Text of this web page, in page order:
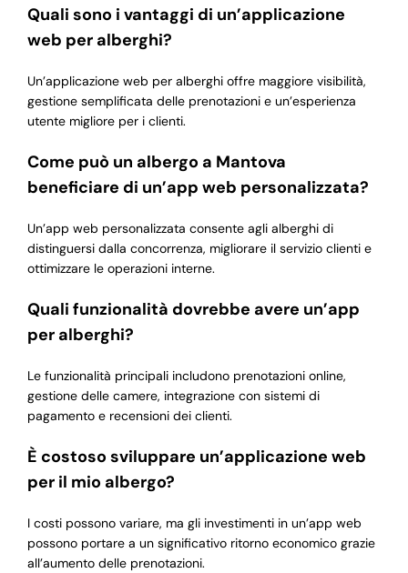
Quali sono i vantaggi di un’applicazione
web per alberghi?
Un’applicazione web per alberghi offre maggiore visibilità,
gestione semplificata delle prenotazioni e un’esperienza
utente migliore per i clienti.
Come può un albergo a Mantova
beneficiare di un’app web personalizzata?
Un’app web personalizzata consente agli alberghi di
distinguersi dalla concorrenza, migliorare il servizio clienti e
ottimizzare le operazioni interne.
Quali funzionalità dovrebbe avere un’app
per alberghi?
Le funzionalità principali includono prenotazioni online,
gestione delle camere, integrazione con sistemi di
pagamento e recensioni dei clienti.
È costoso sviluppare un’applicazione web
per il mio albergo?
I costi possono variare, ma gli investimenti in un’app web
possono portare a un significativo ritorno economico grazie
all’aumento delle prenotazioni.